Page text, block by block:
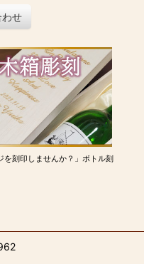
せ
を刻印しませんか？」ボトル刻